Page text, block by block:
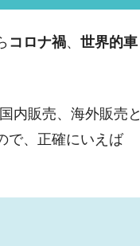
ではないのか？
く左右される状態
作であり、空前の国政
況は決して良くない。
コロナ禍、 世界的車
内販売、海外販売と
で、正確にいえば